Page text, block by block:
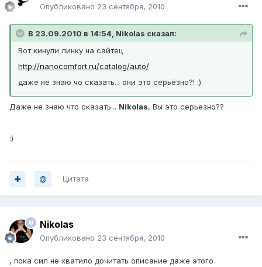
Опубликовано 23 сентября, 2010
В 23.09.2010 в 14:54, Nikolas сказал:
Вот кинули линку на сайтец
http://nanocomfort.ru/catalog/auto/
даже не знаю чо сказать... они это серьёзно?! :)
Даже не знаю что сказать... Nikolas, Вы это серьезно??
:)
Цитата
Nikolas
Опубликовано 23 сентября, 2010
, пока сил не хватило дочитать описание даже этого